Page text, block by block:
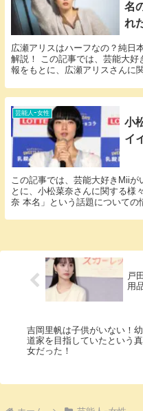
名
れ
広瀬アリスはハーフなの？純日
解説！ この記事では、芸能大
報をもとに、広瀬アリスさんに
芸能人ｰ女性
小
イ
この記事では、芸能大好きMii
とに、小松菜奈さんに関する様
奈 本名」という話題についての
戸
用
吉岡里帆は子供がいない！
道家を目指していたという
女だった！